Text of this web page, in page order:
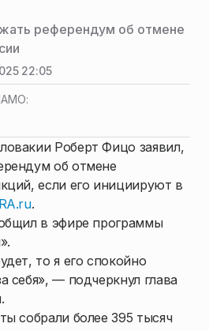
референдум об отмене
22:05
Роберт Фицо заявил,
об отмене
если его инициируют в
.
в эфире программы
то я его спокойно
себя», — подчеркнул глава
собрали более 395 тысяч